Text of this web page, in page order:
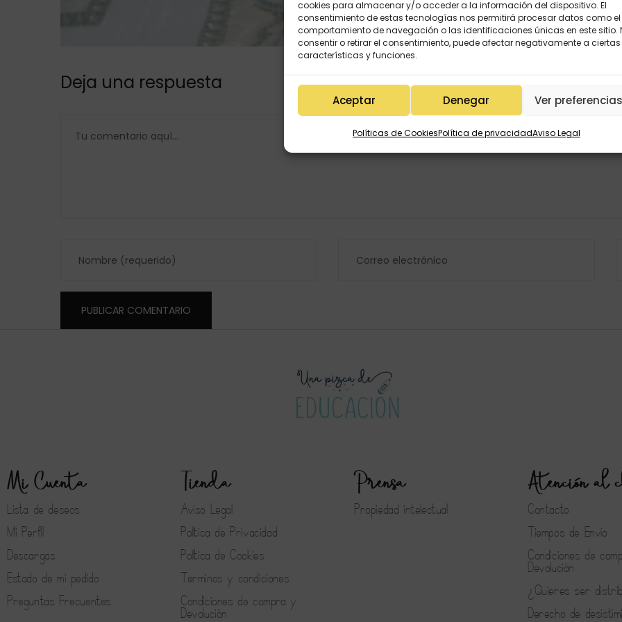
cookies para almacenar y/o acceder a la información del dispositivo. El
consentimiento de estas tecnologías nos permitirá procesar datos como el
comportamiento de navegación o las identificaciones únicas en este sitio.
consentir o retirar el consentimiento, puede afectar negativamente a ciertas
características y funciones.
Aceptar Denegar Ver
Políticas de CookiesPolítica de privacidadAviso Legal
Deja una respuesta
Mi Cuenta
Lista de deseos
Mi Perfil
Descargas
Estado de mi pedido
Preguntas Frecuentes
Tienda
Aviso Legal
Política de Privacidad
Política de Cookies
Terminos y condiciones
Condiciones de compra y
Devolución
Prensa
Propiedad intelectual
Atención al
Contacto
Tiempos de Envío
Condiciones de
Devolución
¿Quieres ser
Derecho de